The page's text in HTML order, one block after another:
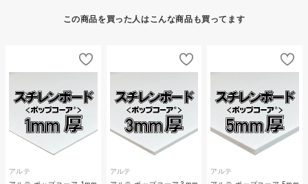
この商品を買った人はこんな商品も買ってます
アルテ
アルテ
アルテ